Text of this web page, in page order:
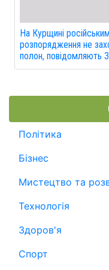
На Курщині
розпорядження не
полон, повідомляють
Політика
Бізнес
Мистецтво та
Технологія
Здоров'я
Спорт